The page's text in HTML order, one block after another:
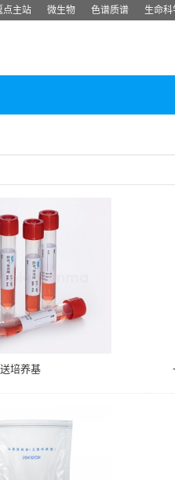
点主站 微生物 色谱质谱 生命
培养基